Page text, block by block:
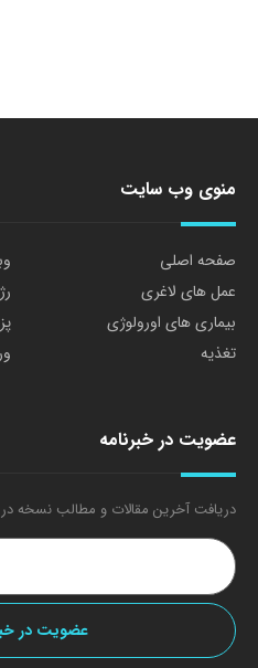
منوی وب سایت
صفحه اصلی
عمل های لاغری
بیماری های اورولوژی
تغذیه
عضویت در خبرنامه
دریافت آخرین مقالات و مطالب نسخه